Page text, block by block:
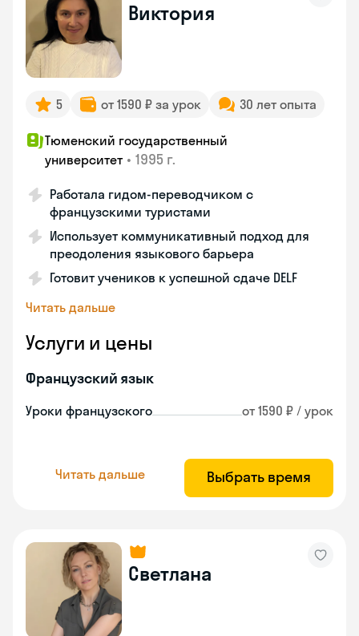
Виктория
5 от 1590 ₽ за урок 30 лет опыта
Тюменский государственный
университет • 1995 г.
Работала гидом-переводчиком с
французскими туристами
Использует коммуникативный подход для
преодоления языкового барьера
Готовит учеников к успешной сдаче DELF
Читать дальше
Услуги и цены
Французский язык
Уроки французского от 1590 ₽ / урок
Читать дальше Выбрать время
Светлана